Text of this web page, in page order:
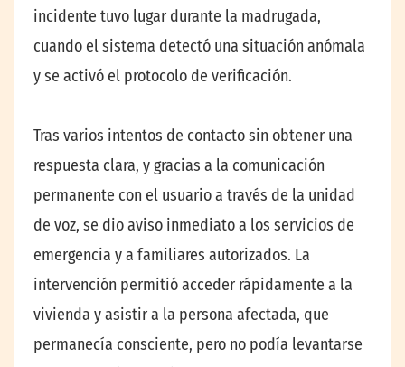
incidente tuvo lugar durante la madrugada,
cuando el sistema detectó una situación anómala
y se activó el protocolo de verificación.
Tras varios intentos de contacto sin obtener una
respuesta clara, y gracias a la comunicación
permanente con el usuario a través de la unidad
de voz, se dio aviso inmediato a los servicios de
emergencia y a familiares autorizados. La
intervención permitió acceder rápidamente a la
vivienda y asistir a la persona afectada, que
permanecía consciente, pero no podía levantarse